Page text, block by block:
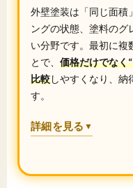
外壁塗装は「同じ面積
ングの状態、塗料のグ
い分野です。最初に複
とで、 価格だけでなく
比較しやすくなり、納
す。
詳細を見る ▼